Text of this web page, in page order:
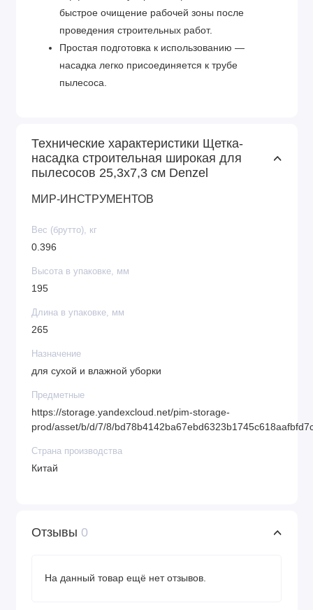
быстрое очищение рабочей зоны после
проведения строительных работ.
Простая подготовка к использованию —
насадка легко присоединяется к трубе
пылесоса.
Технические характеристики Щетка-
насадка строительная широкая для
пылесосов 25,3х7,3 см Denzel
МИР-ИНСТРУМЕНТОВ
Вес (брутто), кг
0.396
Высота в упаковке, мм
195
Длина в упаковке, мм
265
Назначение
для сухой и влажной уборки
Предметные
https://storage.yandexcloud.net/pim-storage-
prod/asset/b/d/7/8/
Страна производства
Китай
Отзывы 0
На данный товар ещё нет отзывов.